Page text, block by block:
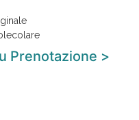
Prenotazione >